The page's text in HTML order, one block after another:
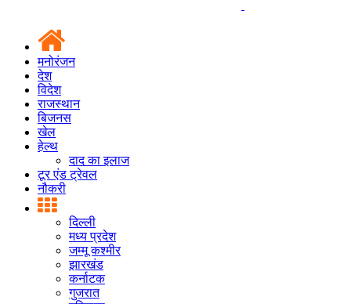
मनोरंजन
देश
विदेश
राजस्थान
बिजनस
खेल
हेल्थ
दाद का इलाज
टूर एंड ट्रेवल
नौकरी
दिल्ली
मध्य प्रदेश
जम्मू कश्मीर
झारखंड
कर्नाटक
गुजरात